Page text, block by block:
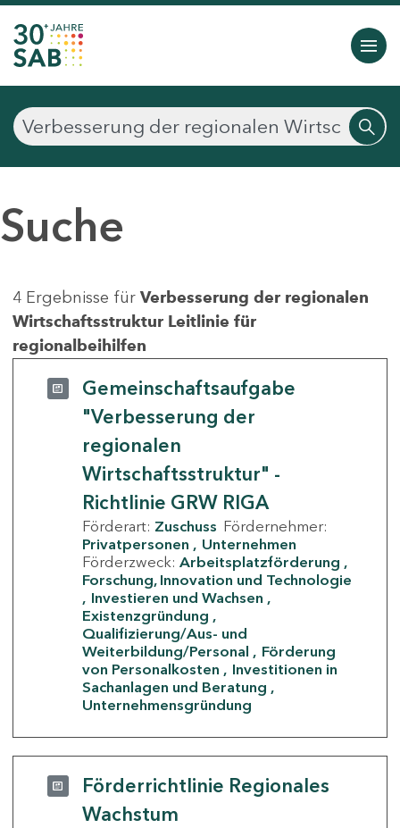
Suche
4 Ergebnisse für Verbesserung der regionalen
Wirtschaftsstruktur Leitlinie für
regionalbeihilfen
Gemeinschaftsaufgabe
"Verbesserung der
regionalen
Wirtschaftsstruktur" -
Richtlinie GRW RIGA
Förderart: Zuschuss Fördernehmer:
Privatpersonen
Unternehmen
Förderzweck: Arbeitsplatzförderung
Forschung, Innovation und Technologie
Investieren und Wachsen
Existenzgründung
Qualifizierung/Aus- und
Weiterbildung/Personal
Förderung
von Personalkosten
Investitionen in
Sachanlagen und Beratung
Unternehmensgründung
Förderrichtlinie Regionales
Wachstum